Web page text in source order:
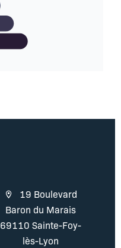
19 Boulevard
Baron du Marais
69110 Sainte-Foy-
lès-Lyon